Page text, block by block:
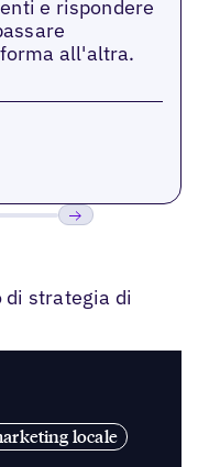
e rispondere
all'altra.
strategia di
locale